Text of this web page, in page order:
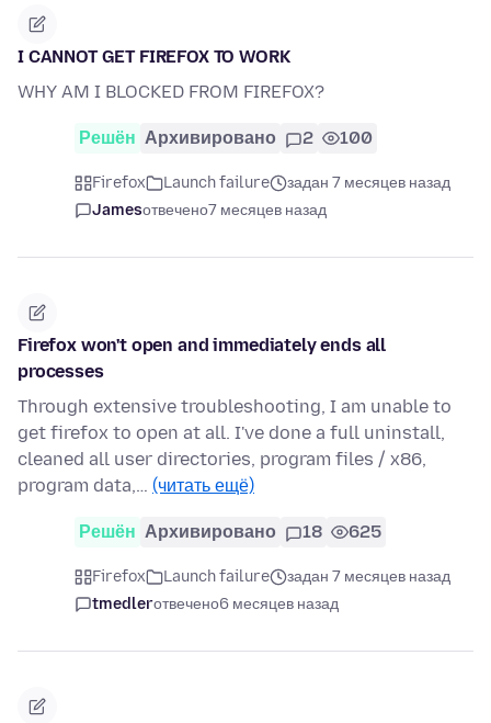
I CANNOT GET FIREFOX TO WORK
WHY AM I BLOCKED FROM FIREFOX?
Решён Архивировано 2 100
Firefox Launch failure
задан 7 месяцев назад
Jamesотвечено7 месяцев назад
Firefox won't open and immediately ends all
processes
Through extensive troubleshooting, I am unable to
get firefox to open at all. I've done a full uninstall,
cleaned all user directories, program files / x86,
program data,… (читать ещё)
Решён Архивировано 18 625
Firefox Launch failure
задан 7 месяцев назад
tmedlerотвечено6 месяцев назад